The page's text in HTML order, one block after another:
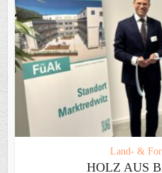
Land- &
HOLZ AUS